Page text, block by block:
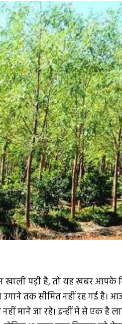
पड़ी है, तो यह खबर आपके
तक सीमित नहीं रह गई है।
माने जा रहे। इन्हीं में से एक है